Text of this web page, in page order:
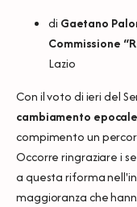
di Gaetano
Commissione
Lazio
Con il voto di ieri del
cambiamento epocale
compimento un
Occorre ringraziare i
a questa riforma
maggioranza che